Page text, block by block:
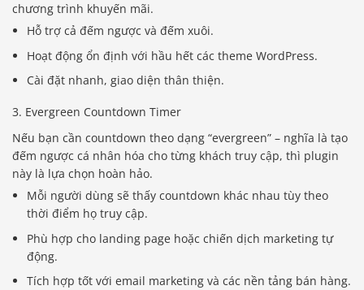
chương trình khuyến mãi.
Hỗ trợ cả đếm ngược và đếm xuôi.
Hoạt động ổn định với hầu hết các theme WordPress.
Cài đặt nhanh, giao diện thân thiện.
3. Evergreen Countdown Timer
Nếu bạn cần countdown theo dạng “evergreen” – nghĩa là tạo
đếm ngược cá nhân hóa cho từng khách truy cập, thì plugin
này là lựa chọn hoàn hảo.
Mỗi người dùng sẽ thấy countdown khác nhau tùy theo
thời điểm họ truy cập.
Phù hợp cho landing page hoặc chiến dịch marketing tự
động.
Tích hợp tốt với email marketing và các nền tảng bán hàng.